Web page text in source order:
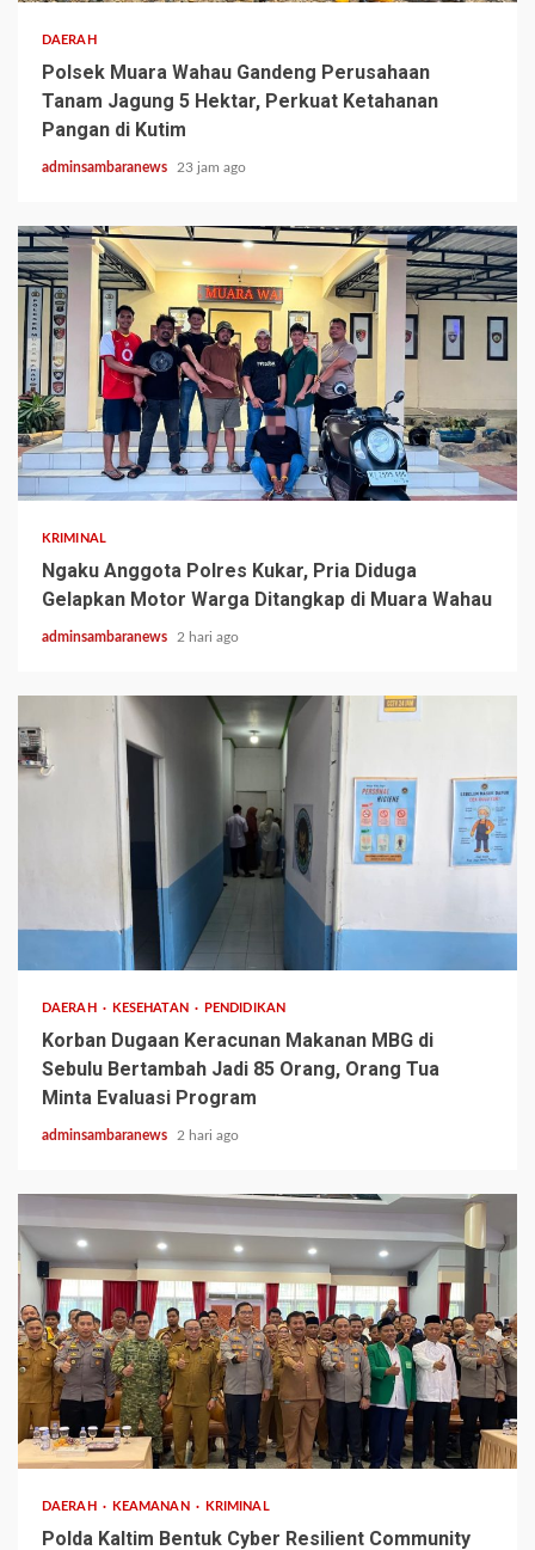
DAERAH
Polsek Muara Wahau Gandeng Perusahaan
Tanam Jagung 5 Hektar, Perkuat Ketahanan
Pangan di Kutim
adminsambaranews 23 jam ago
2 min read
KRIMINAL
Ngaku Anggota Polres Kukar, Pria Diduga
Gelapkan Motor Warga Ditangkap di Muara Wahau
adminsambaranews 2 hari ago
3 min read
DAERAH KESEHATAN PENDIDIKAN
Korban Dugaan Keracunan Makanan MBG di
Sebulu Bertambah Jadi 85 Orang, Orang Tua
Minta Evaluasi Program
adminsambaranews 2 hari ago
2 min read
DAERAH KEAMANAN KRIMINAL
Polda Kaltim Bentuk Cyber Resilient Community